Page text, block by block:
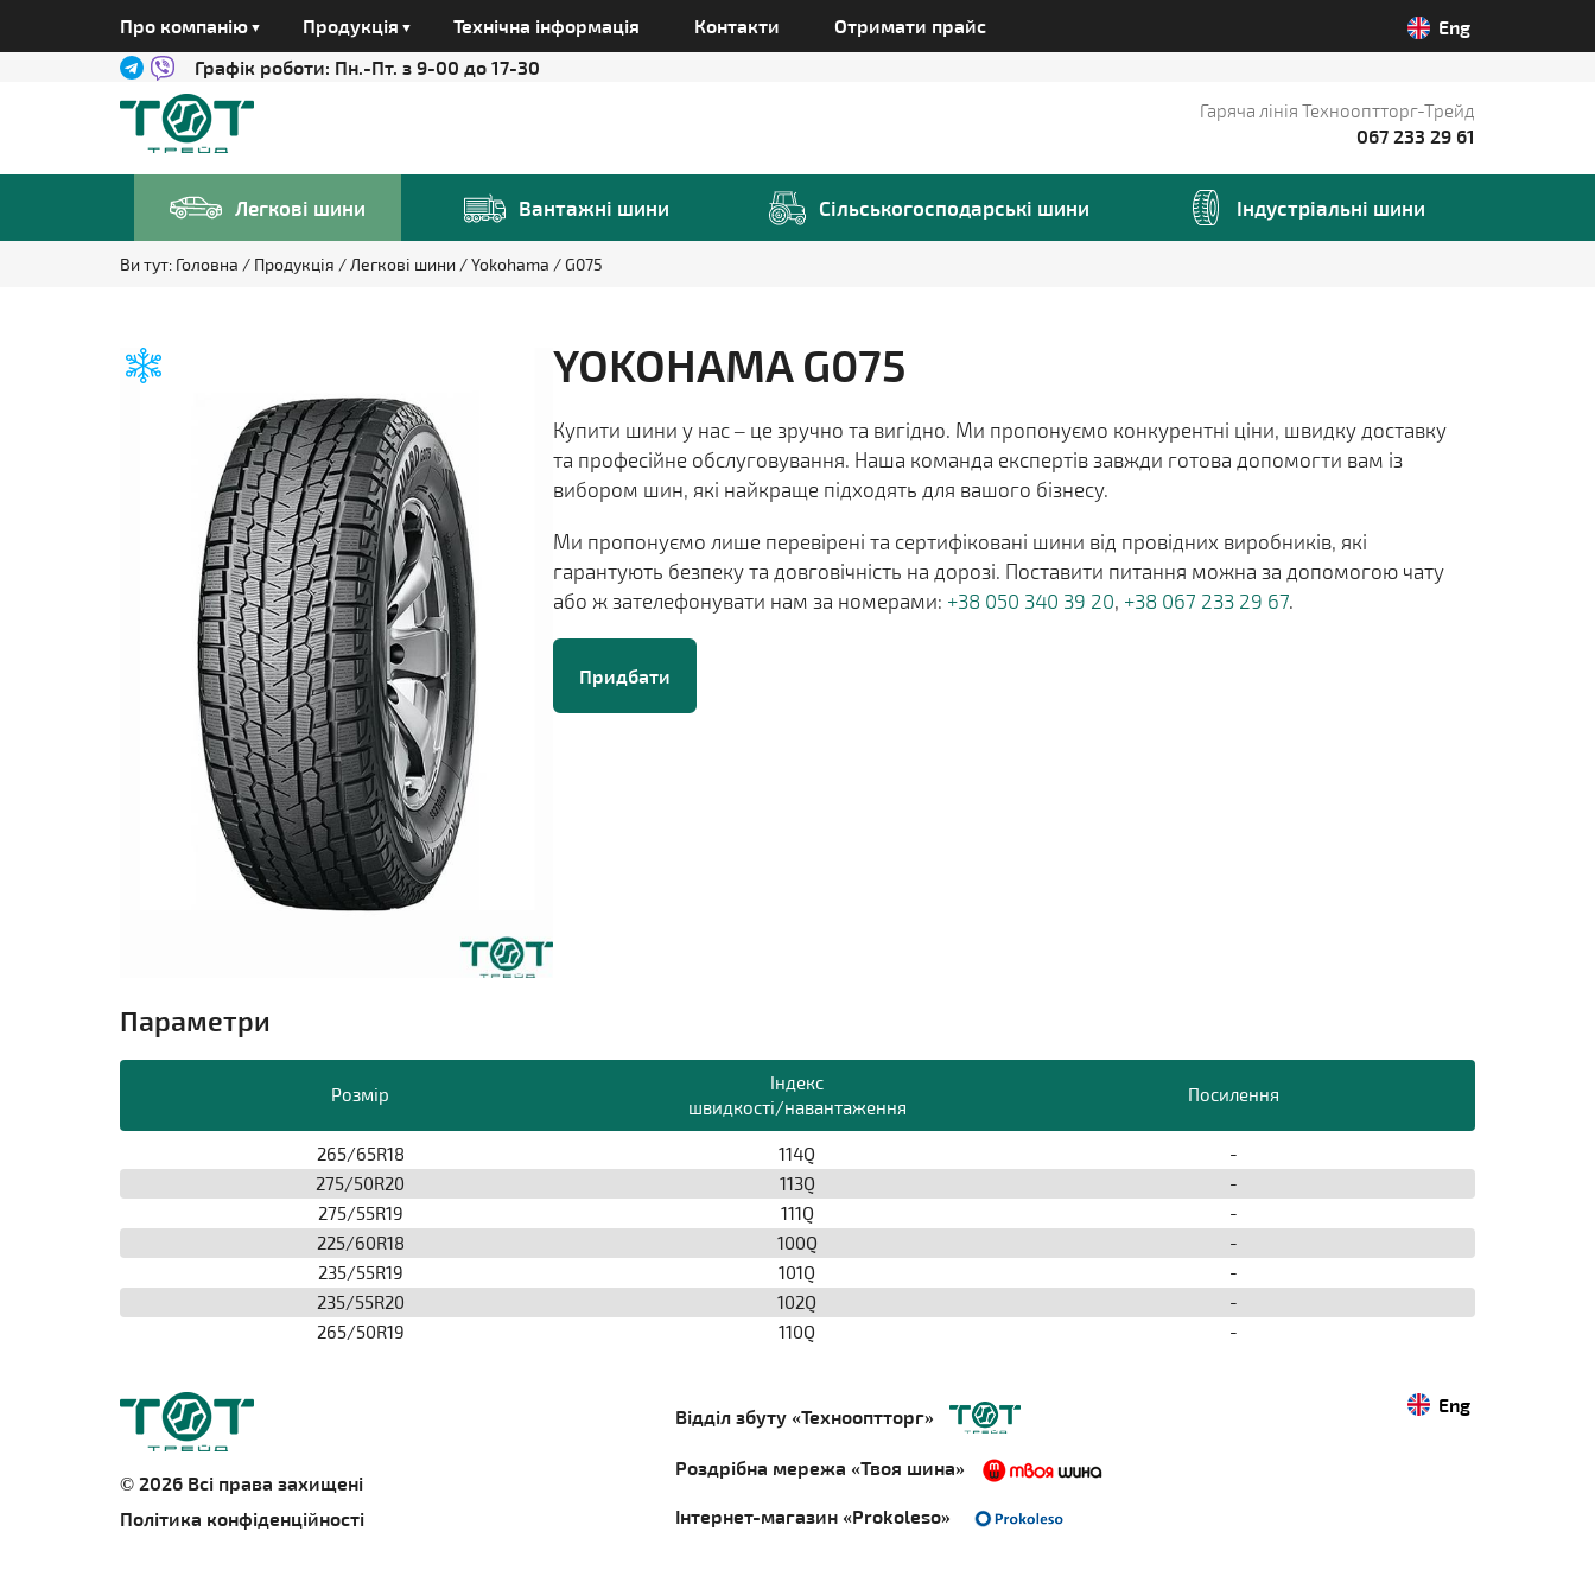
Про компанію Продукція Технічна інформація Контакти Отримати прайс
Eng
Графік роботи: Пн.-Пт. з 9-00 до 17-30
Гаряча лінія Технооптторг-Трейд
067 233 29 61
Легкові шини Вантажні шини Сільськогосподарські шини Iндустріальні шини
Ви тут: Головна Продукція Легкові шини Yokohama G075
YOKOHAMA G075
Купити шини у нас – це зручно та вигідно. Ми пропонуємо конкурентні ціни, швидку доставку
та професійне обслуговування. Наша команда експертів завжди готова допомогти вам із
вибором шин, які найкраще підходять для вашого бізнесу.
Ми пропонуємо лише перевірені та сертифіковані шини від провідних виробників, які
гарантують безпеку та довговічність на дорозі. Поставити питання можна за допомогою чату
або ж зателефонувати нам за номерами: +38 050 340 39 20, +38 067 233 29 67.
Придбати
Параметри
Розмір
Індекс
швидкості/навантаження
Посилення
265/65R18 114Q
-
275/50R20
113Q
-
275/55R19
111Q
-
225/60R18
100Q
-
235/55R19
101Q
-
235/55R20
102Q
-
265/50R19
110Q -
© 2026 Всі права захищені
Політика конфіденційності
Відділ збуту «Технооптторг»
Роздрібна мережа «Твоя шина»
Інтернет-магазин «Prokoleso»
Eng